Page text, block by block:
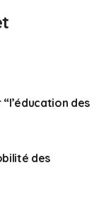
des
des